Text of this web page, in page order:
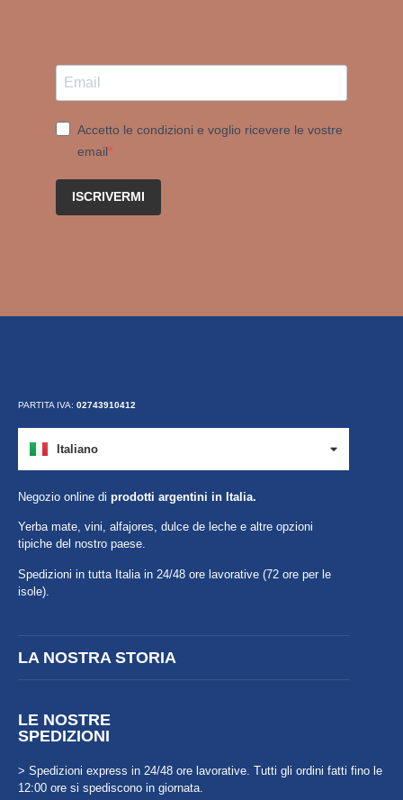
Accetto le condizioni e voglio ricevere le vostre
email
ISCRIVERMI
PARTITA IVA: 02743910412
Italiano
Español
Negozio online di prodotti argentini in Italia.
Yerba mate, vini, alfajores, dulce de leche e altre opzioni
tipiche del nostro paese.
Spedizioni in tutta Italia in 24/48 ore lavorative (72 ore per le
isole).
LA NOSTRA STORIA
LE NOSTRE
SPEDIZIONI
> Spedizioni express in 24/48 ore lavorative. Tutti gli ordini fatti fino le
12:00 ore si spediscono in giornata.